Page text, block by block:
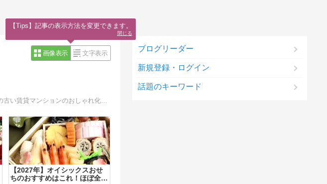
画像表示 文字表示
【2027年】オイシックスおせ
ちのおすすめはこれ！ほぼ全て
ブログリーダー
新規登録・ログイン
話題のキーワード
【Tips】記事の表示方法を変更できます。
閉じる